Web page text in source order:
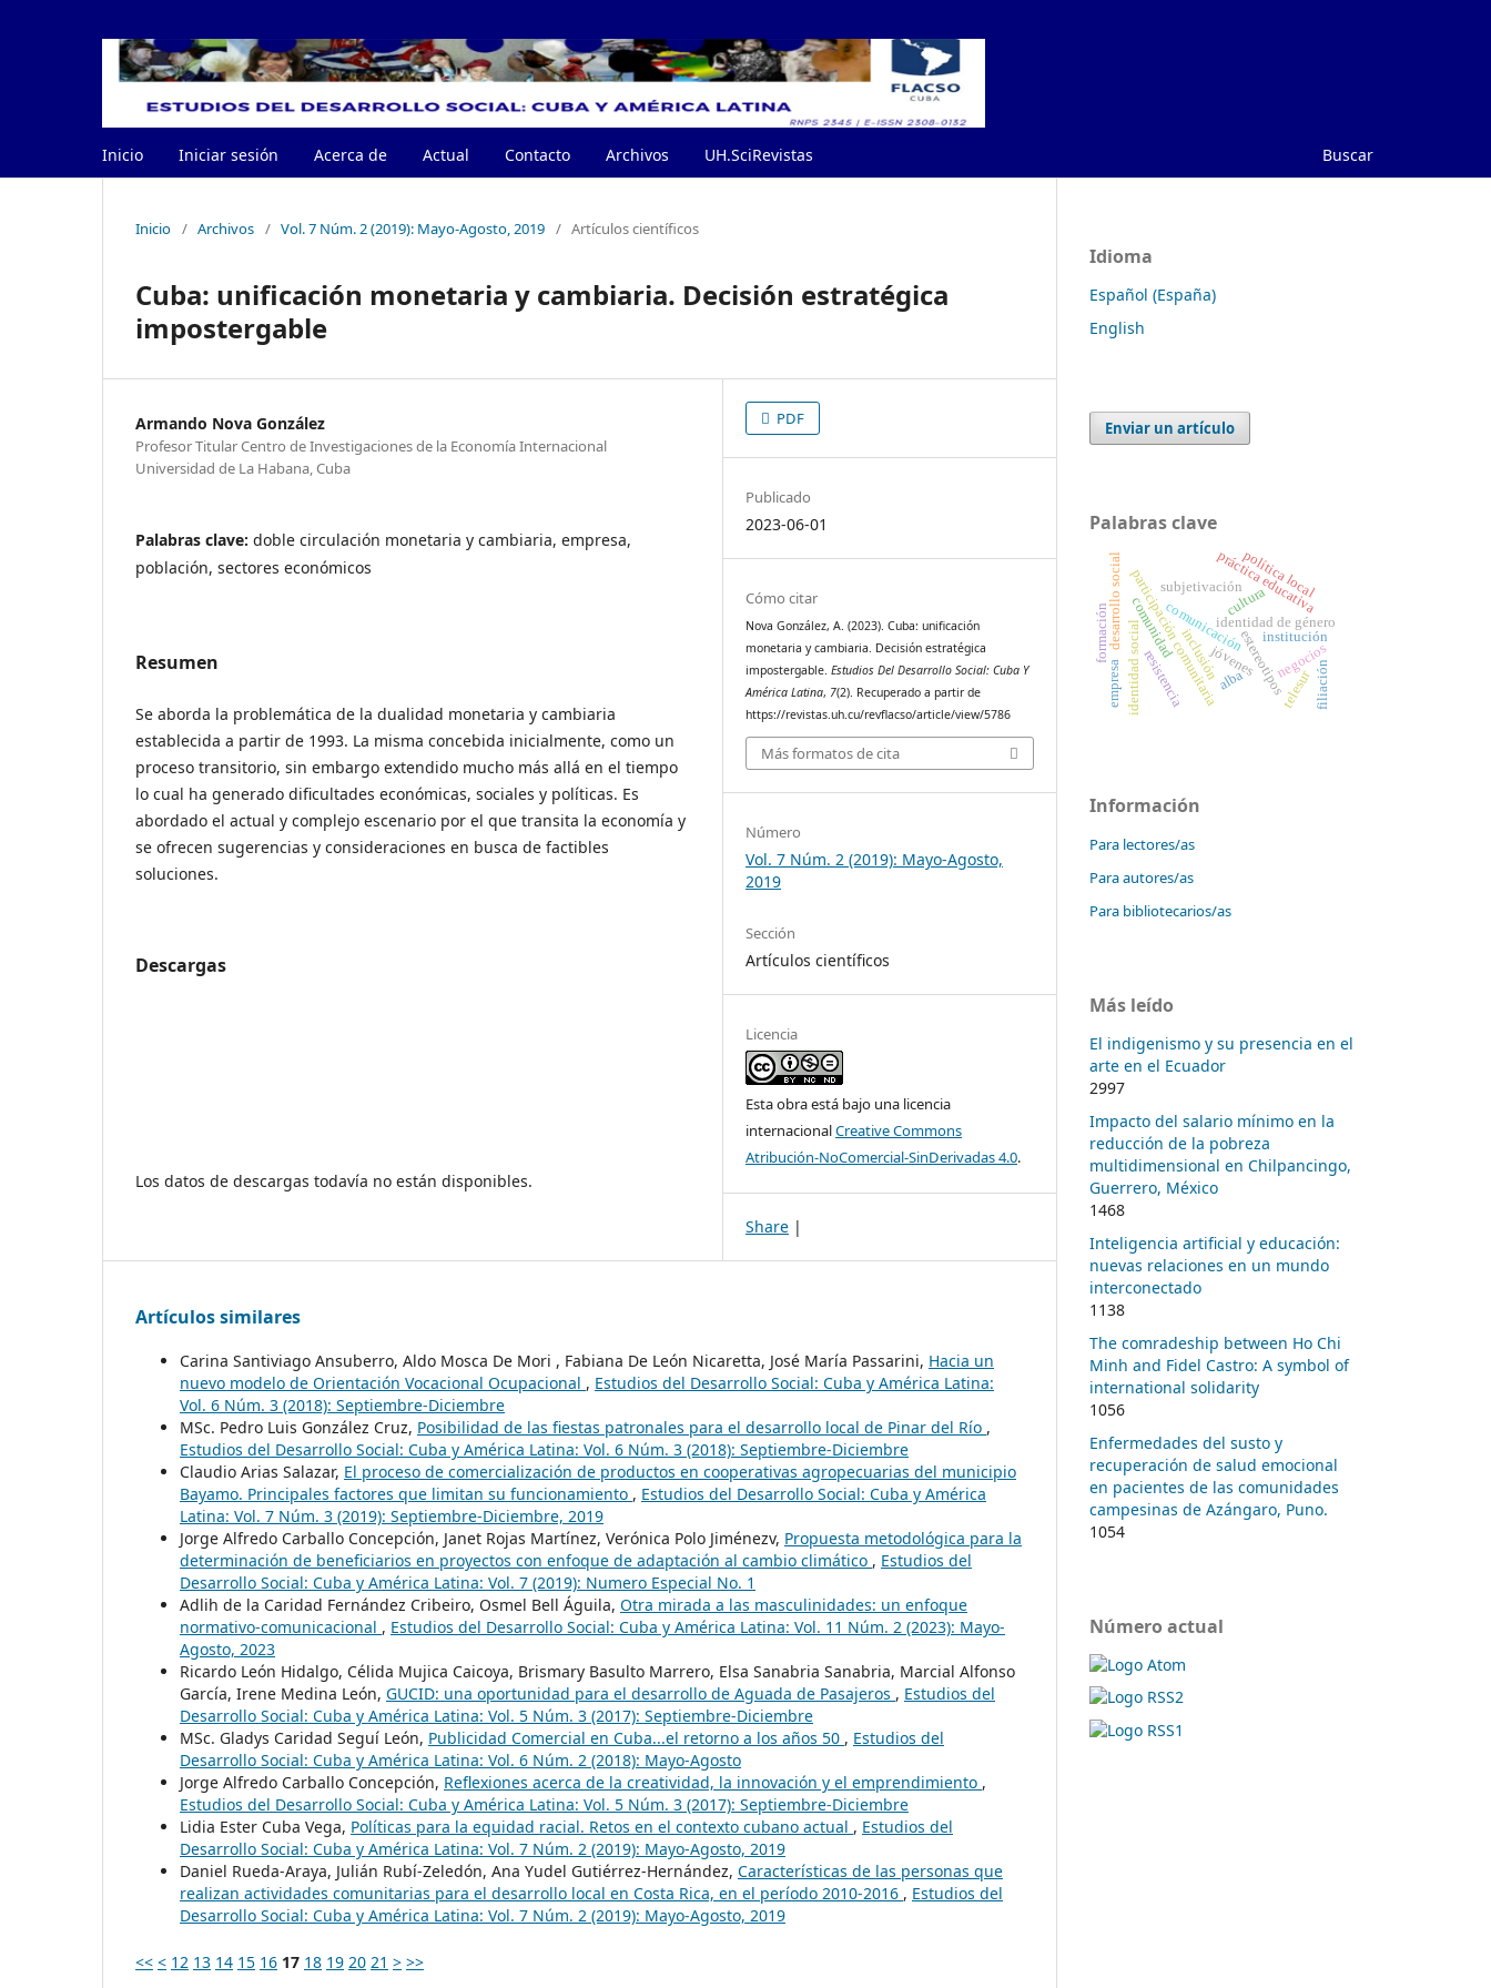
Inicio Iniciar sesión Acerca de Actual Contacto Archivos UH.SciRevistas Buscar
Inicio / Archivos / Vol. 7 Núm. 2 (2019): Mayo-Agosto, 2019 / Artículos científicos
Cuba: unificación monetaria y cambiaria. Decisión estratégica
impostergable
Armando Nova González
Profesor Titular Centro de Investigaciones de la Economía Internacional
Universidad de La Habana, Cuba
Palabras clave: doble circulación monetaria y cambiaria, empresa,
población, sectores económicos
Resumen
Se aborda la problemática de la dualidad monetaria y cambiaria
establecida a partir de 1993. La misma concebida inicialmente, como un
proceso transitorio, sin embargo extendido mucho más allá en el tiempo
lo cual ha generado dificultades económicas, sociales y políticas. Es
abordado el actual y complejo escenario por el que transita la economía y
se ofrecen sugerencias y consideraciones en busca de factibles
soluciones.
Descargas
Los datos de descargas todavía no están disponibles.
PDF
Publicado
2023-06-01
Cómo citar
Nova González, A. (2023). Cuba: unificación
monetaria y cambiaria. Decisión estratégica
impostergable.Estudios Del Desarrollo Social: Cuba Y
América Latina, 7(2). Recuperado a partir de
https://revistas.uh.cu/revflacso/article/view/5786
Más formatos de cita
Número
Vol. 7 Núm. 2 (2019): Mayo-Agosto,
2019
Sección
Artículos científicos
Licencia
Esta obra está bajo una licencia
internacionalCreative Commons
Atribución-NoComercial-SinDerivadas 4.0.
Share |
Artículos similares
Carina Santiviago Ansuberro, Aldo Mosca De Mori , Fabiana De León Nicaretta, José María Passarini, Hacia un
nuevo modelo de Orientación Vocacional Ocupacional , Estudios del Desarrollo Social: Cuba y América Latina:
Vol. 6 Núm. 3 (2018): Septiembre-Diciembre
MSc. Pedro Luis González Cruz, Posibilidad de las fiestas patronales para el desarrollo local de Pinar del Río ,
Estudios del Desarrollo Social: Cuba y América Latina: Vol. 6 Núm. 3 (2018): Septiembre-Diciembre
Claudio Arias Salazar, El proceso de comercialización de productos en cooperativas agropecuarias del municipio
Bayamo. Principales factores que limitan su funcionamiento , Estudios del Desarrollo Social: Cuba y América
Latina: Vol. 7 Núm. 3 (2019): Septiembre-Diciembre, 2019
Jorge Alfredo Carballo Concepción, Janet Rojas Martínez, Verónica Polo Jiménezv, Propuesta metodológica para la
determinación de beneficiarios en proyectos con enfoque de adaptación al cambio climático , Estudios del
Desarrollo Social: Cuba y América Latina: Vol. 7 (2019): Numero Especial No. 1
Adlih de la Caridad Fernández Cribeiro, Osmel Bell Águila, Otra mirada a las masculinidades: un enfoque
normativo-comunicacional , Estudios del Desarrollo Social: Cuba y América Latina: Vol. 11 Núm. 2 (2023): Mayo-
Agosto, 2023
Ricardo León Hidalgo, Célida Mujica Caicoya, Brismary Basulto Marrero, Elsa Sanabria Sanabria, Marcial Alfonso
García, Irene Medina León, GUCID: una oportunidad para el desarrollo de Aguada de Pasajeros , Estudios del
Desarrollo Social: Cuba y América Latina: Vol. 5 Núm. 3 (2017): Septiembre-Diciembre
MSc. Gladys Caridad Seguí León, Publicidad Comercial en Cuba...el retorno a los años 50 , Estudios del
Desarrollo Social: Cuba y América Latina: Vol. 6 Núm. 2 (2018): Mayo-Agosto
Jorge Alfredo Carballo Concepción, Reflexiones acerca de la creatividad, la innovación y el emprendimiento ,
Estudios del Desarrollo Social: Cuba y América Latina: Vol. 5 Núm. 3 (2017): Septiembre-Diciembre
Lidia Ester Cuba Vega, Políticas para la equidad racial. Retos en el contexto cubano actual , Estudios del
Desarrollo Social: Cuba y América Latina: Vol. 7 Núm. 2 (2019): Mayo-Agosto, 2019
Daniel Rueda-Araya, Julián Rubí-Zeledón, Ana Yudel Gutiérrez-Hernández, Características de las personas que
realizan actividades comunitarias para el desarrollo local en Costa Rica, en el período 2010-2016 , Estudios del
Desarrollo Social: Cuba y América Latina: Vol. 7 Núm. 2 (2019): Mayo-Agosto, 2019
<< < 12 13 14 15 16 17 18 19 20 21 > >>
Idioma
Español (España)
English
Enviar un artículo
Palabras clave
identidad de género
comunicación
estereotipos
cultura
inclusión
participación comunitariajóvenes
desarrollo socialcomunidad
práctica educativa
resistencia
institución
subjetivación
identidad social negocios
formación
empresa alba telesurfiliación
política local
Información
Para lectores/as
Para autores/as
Para bibliotecarios/as
Más leído
El indigenismo y su presencia en el
arte en el Ecuador
2997
Impacto del salario mínimo en la
reducción de la pobreza
multidimensional en Chilpancingo,
Guerrero, México
1468
Inteligencia artificial y educación:
nuevas relaciones en un mundo
interconectado
1138
The comradeship between Ho Chi
Minh and Fidel Castro: A symbol of
international solidarity
1056
Enfermedades del susto y
recuperación de salud emocional
en pacientes de las comunidades
campesinas de Azángaro, Puno.
1054
Número actual